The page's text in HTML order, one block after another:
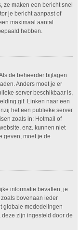
ze maken een bericht snel
je bericht aanpast of
maximaal aantal
hebben.
de beheerder bijlagen
Anders moet je er
server beschikbaar is,
Linken naar een
het een publieke server
zoals in: Hotmail of
enz. kunnen niet
geven, moet je de
informatie bevatten, je
bovenaan ieder
globale mededelingen
zijn ingesteld door de